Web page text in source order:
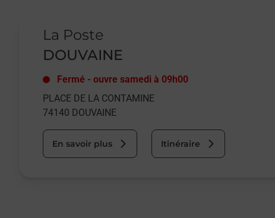
La Poste
DOUVAINE
Fermé - ouvre samedi à 09h00
PLACE DE LA CONTAMINE
74140 DOUVAINE
En savoir plus Itinéraire